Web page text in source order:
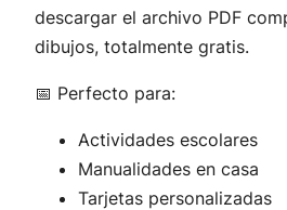
descargar el archivo PDF
dibujos, totalmente gratis.
📅 Perfecto para:
Actividades escolares
Manualidades en casa
Tarjetas personalizadas